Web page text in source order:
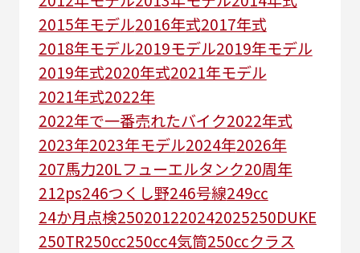
2015年モデル2016年式2017年式
2018年モデル2019モデル2019年モデル
2019年式2020年式2021年モデル
2021年式2022年
2022年で一番売れたバイク2022年式
2023年2023年モデル2024年2026年
207馬力20Lフューエルタンク20周年
212ps246つくし野246号線249㏄
24か月点検250201220242025250DUKE
250TR250cc250cc4気筒250ccクラス